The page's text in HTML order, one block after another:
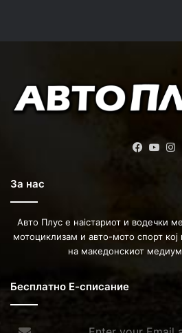
За нас
Авто Плус е наістариот и водечки
мотоциклизам и авто-мото спорт кој
на македонскиот
Бесплатно Е-списание